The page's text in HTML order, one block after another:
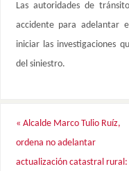
Las autoridades de
accidente para adelantar
iniciar las investigaciones
del siniestro.
« Alcalde Marco Tulio Ruíz,
ordena no adelantar
actualización catastral rural: